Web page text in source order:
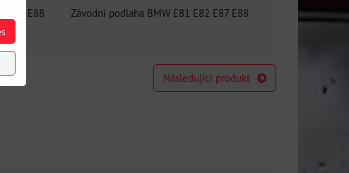
E87 E88 Závodní podlaha BMW E81 E82 E87 E88
Následující produkt